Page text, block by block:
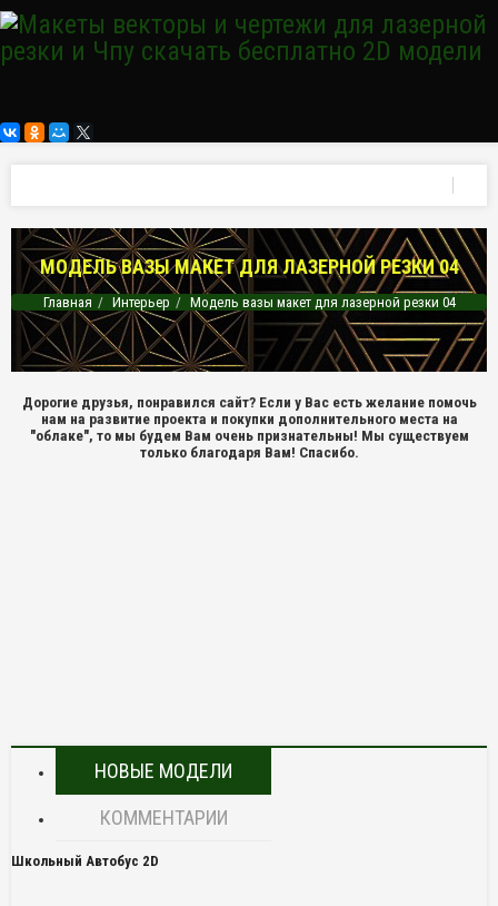
МОДЕЛЬ ВАЗЫ МАКЕТ ДЛЯ ЛАЗЕРНОЙ РЕЗКИ 04
Главная Интерьер Модель вазы макет для лазерной резки 04
Дорогие друзья, понравился сайт? Если у Вас есть желание помочь
нам на развитие проекта и покупки дополнительного места на
"облаке", то мы будем Вам очень признательны! Мы существуем
только благодаря Вам! Спасибо.
НОВЫЕ МОДЕЛИ
КОММЕНТАРИИ
Школьный Автобус 2D